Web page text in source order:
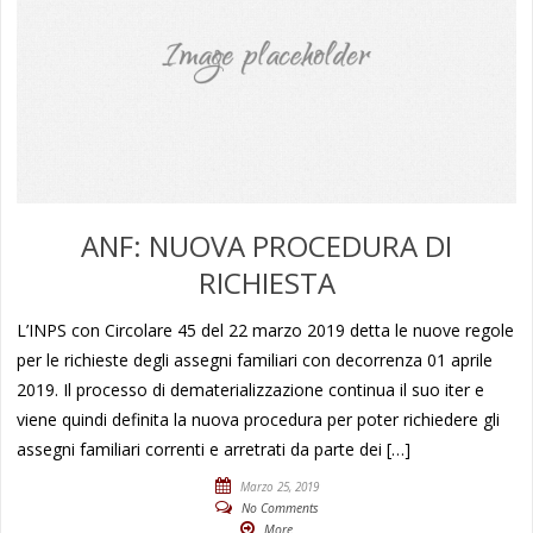
ANF: NUOVA PROCEDURA DI
RICHIESTA
L’INPS con Circolare 45 del 22 marzo 2019 detta le nuove regole
per le richieste degli assegni familiari con decorrenza 01 aprile
2019. Il processo di dematerializzazione continua il suo iter e
viene quindi definita la nuova procedura per poter richiedere gli
assegni familiari correnti e arretrati da parte dei […]
Marzo 25, 2019
No Comments
More